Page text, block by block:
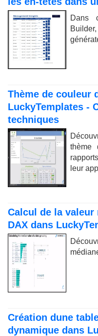
Dans
Thème de couleur
LuckyTemplates -
techniques
thème
leur
Calcul de la valeur
DAX dans
Création dune
dynamique dans